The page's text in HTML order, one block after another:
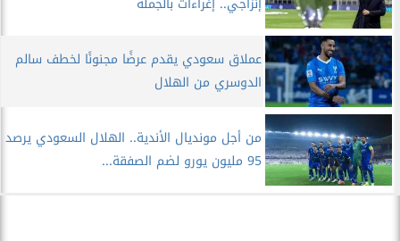
عملاق سعودي يقدم عرضًا مجنونًا لخطف سالم
الدوسري من الهلال
من أجل مونديال الأندية.. الهلال السعودي يرصد
95 مليون يورو لضم الصفقة...